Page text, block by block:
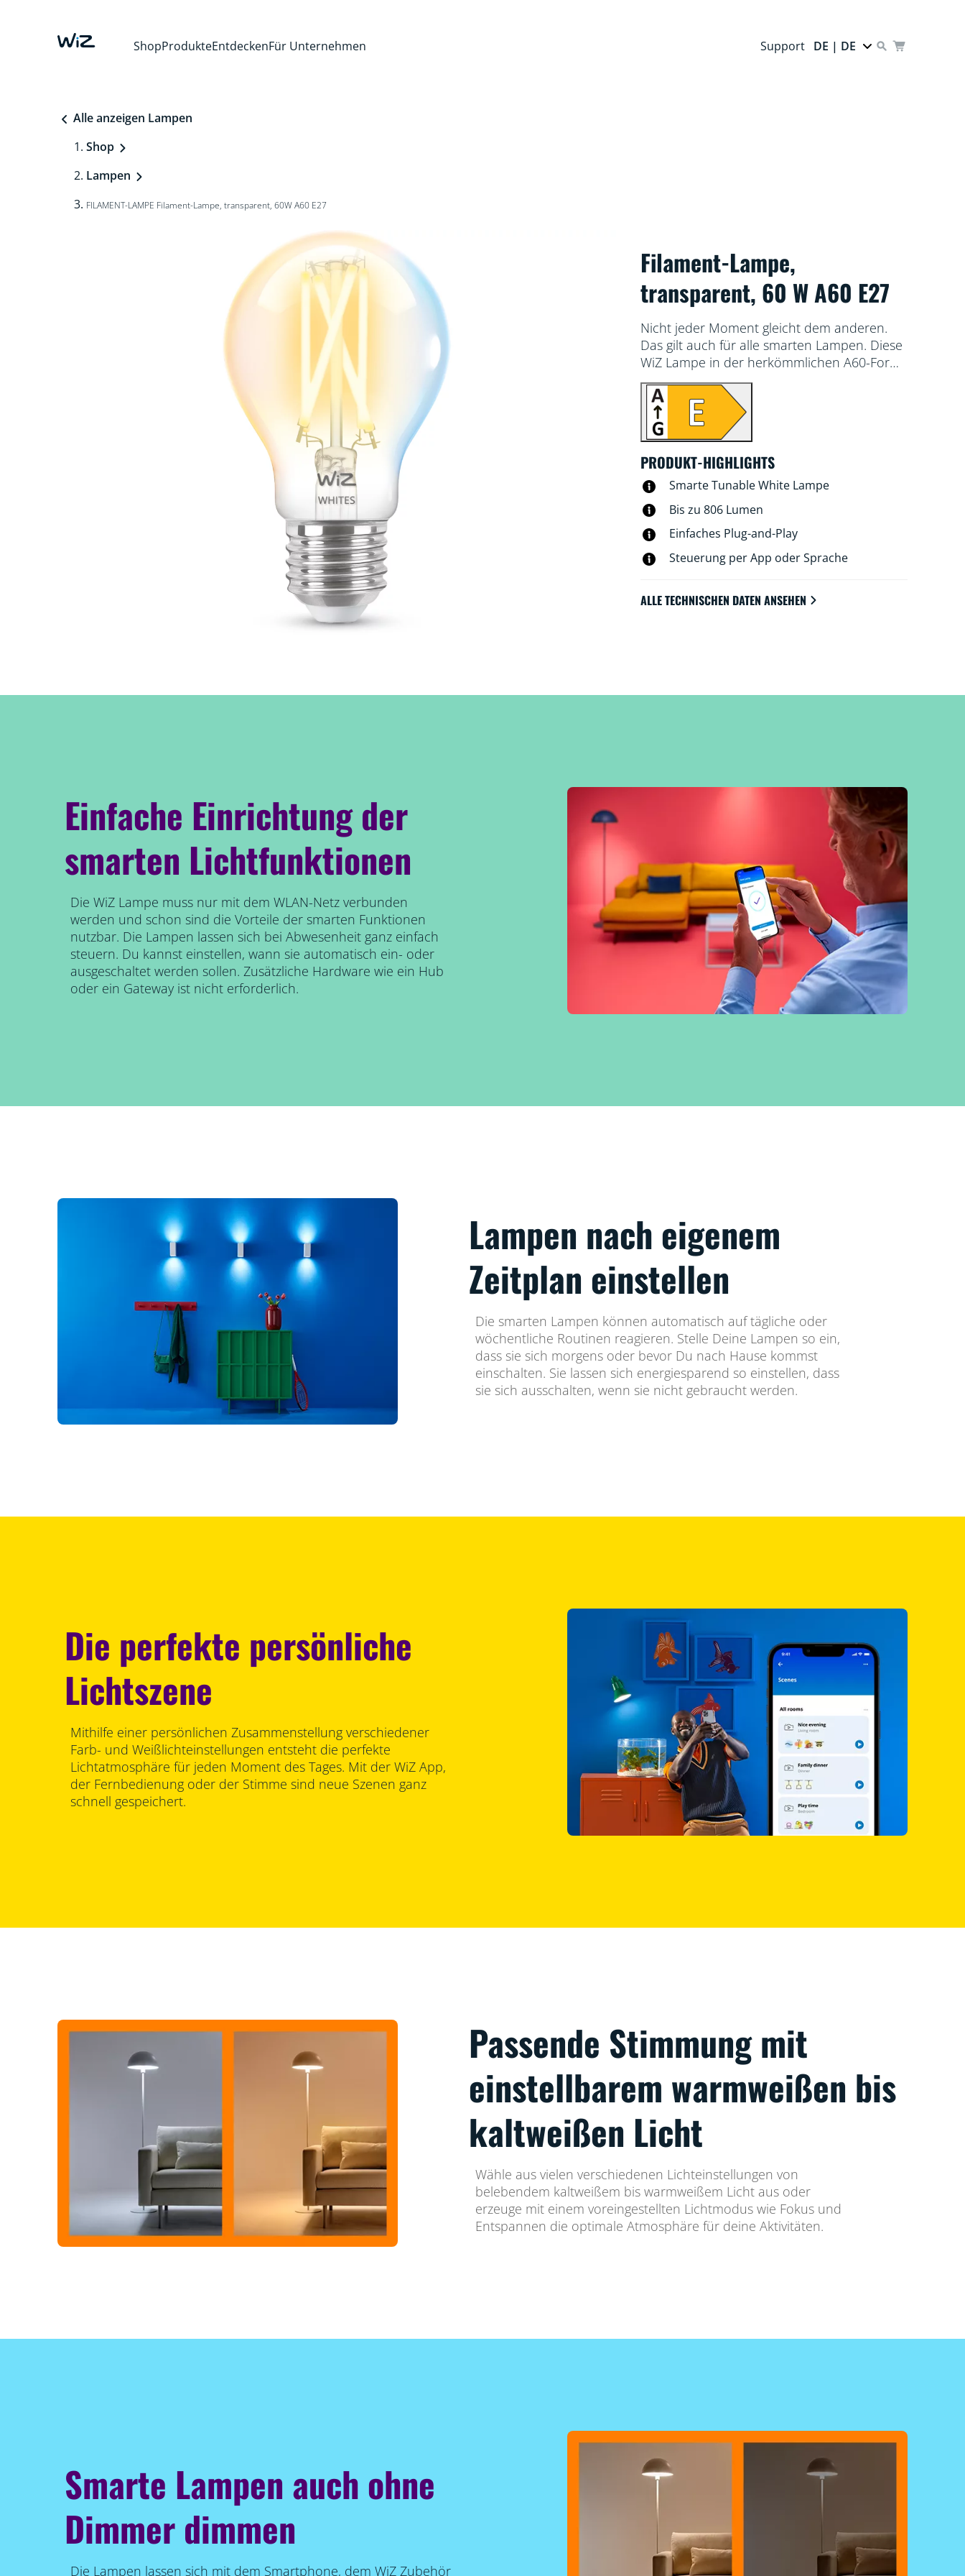
ShopProdukteEntdeckenFür Unternehmen Support DE | DE
Alle anzeigen Lampen
Shop
Lampen
FILAMENT-LAMPE Filament-Lampe, transparent, 60W A60 E27
Filament-Lampe,
transparent, 60 W A60 E27
Nicht jeder Moment gleicht dem anderen.
Das gilt auch für alle smarten Lampen. Diese
WiZ Lampe in der herkömmlichen A60-Form
hat etwas ganz Besonderes zu bieten: ein
einstellbares weißes LED-Licht für alle
Bedürfnisse und Stimmungen. Nutze kühles
Licht, wenn Du Dich konzentrieren musst,
entspannen möchtest, einfach so, wie es für
Dich am besten und angenehmsten ist. Alles
ist über WLAN mit der WiZ App, der WiZ
Fernbedienung oder Deiner Stimme
steuerbar.
PRODUKT-HIGHLIGHTS
Smarte Tunable White Lampe
Bis zu 806 Lumen
Einfaches Plug-and-Play
Steuerung per App oder Sprache
ALLE TECHNISCHEN DATEN ANSEHEN
Einfache Einrichtung der
smarten Lichtfunktionen
Die WiZ Lampe muss nur mit dem WLAN-Netz verbunden
werden und schon sind die Vorteile der smarten Funktionen
nutzbar. Die Lampen lassen sich bei Abwesenheit ganz einfach
steuern. Du kannst einstellen, wann sie automatisch ein- oder
ausgeschaltet werden sollen. Zusätzliche Hardware wie ein Hub
oder ein Gateway ist nicht erforderlich.
Lampen nach eigenem
Zeitplan einstellen
Die smarten Lampen können automatisch auf tägliche oder
wöchentliche Routinen reagieren. Stelle Deine Lampen so ein,
dass sie sich morgens oder bevor Du nach Hause kommst
einschalten. Sie lassen sich energiesparend so einstellen, dass
sie sich ausschalten, wenn sie nicht gebraucht werden.
Die perfekte persönliche
Lichtszene
Mithilfe einer persönlichen Zusammenstellung verschiedener
Farb- und Weißlichteinstellungen entsteht die perfekte
Lichtatmosphäre für jeden Moment des Tages. Mit der WiZ App,
der Fernbedienung oder der Stimme sind neue Szenen ganz
schnell gespeichert.
Passende Stimmung mit
einstellbarem warmweißen bis
kaltweißen Licht
Wähle aus vielen verschiedenen Lichteinstellungen von
belebendem kaltweißem bis warmweißem Licht aus oder
erzeuge mit einem voreingestellten Lichtmodus wie Fokus und
Entspannen die optimale Atmosphäre für deine Aktivitäten.
Smarte Lampen auch ohne
Dimmer dimmen
Die Lampen lassen sich mit dem Smartphone, dem WiZ Zubehör